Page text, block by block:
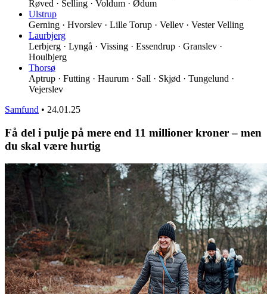
Røved · Selling · Voldum · Ødum
Ulstrup
Gerning · Hvorslev · Lille Torup · Vellev · Vester Velling
Laurbjerg
Lerbjerg · Lyngå · Vissing · Essendrup · Granslev ·
Houlbjerg
Thorsø
Aptrup · Futting · Haurum · Sall · Skjød · Tungelund ·
Vejerslev
Samfund • 24.01.25
Få del i pulje på mere end 11 millioner kroner – men
du skal være hurtig